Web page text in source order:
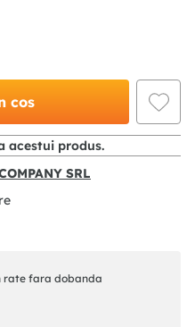
cos
acestui produs.
SRL
rate fara dobanda